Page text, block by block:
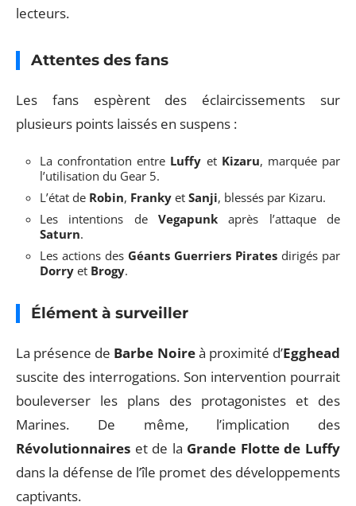
lecteurs.
Attentes des fans
Les fans espèrent des éclaircissements sur
plusieurs points laissés en suspens :
La confrontation entre Luffy et Kizaru, marquée par
l’utilisation du Gear 5.
L’état de Robin, Franky et Sanji, blessés par Kizaru.
Les intentions de Vegapunk après l’attaque de
Saturn.
Les actions des Géants Guerriers Pirates dirigés par
Dorry et Brogy.
Élément à surveiller
La présence de Barbe Noireà proximité d’Egghead
suscite des interrogations. Son intervention pourrait
bouleverser les plans des protagonistes et des
Marines. De même, l’implication des
Révolutionnaires et de la Grande Flotte de Luffy
dans la défense de l’île promet des développements
captivants.